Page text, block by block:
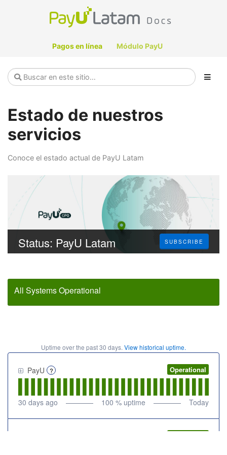
Pagos en línea Módulo PayU
Estado de nuestros
servicios
Conoce el estado actual de PayU Latam